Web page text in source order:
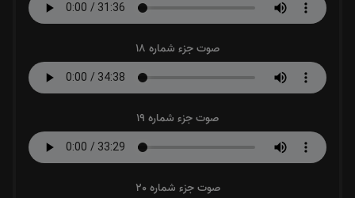
صوت جزء شماره 18
صوت جزء شماره 19
صوت جزء شماره 20